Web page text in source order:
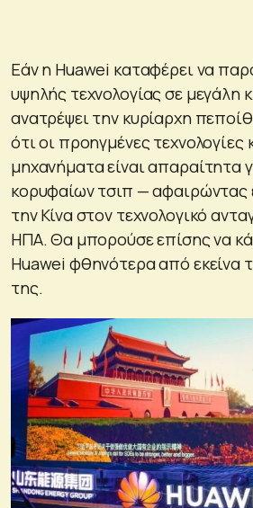
Εάν η Huawei καταφέρει να
υψηλής τεχνολογίας σε μεγάλη
ανατρέψει την κυρίαρχη
ότι οι προηγμένες τεχνολογίες
μηχανήματα είναι απαραίτητα
κορυφαίων τσιπ — αφαιρώντας
την Κίνα στον τεχνολογικό
ΗΠΑ. Θα μπορούσε επίσης να
Huawei φθηνότερα από εκείνα
της.